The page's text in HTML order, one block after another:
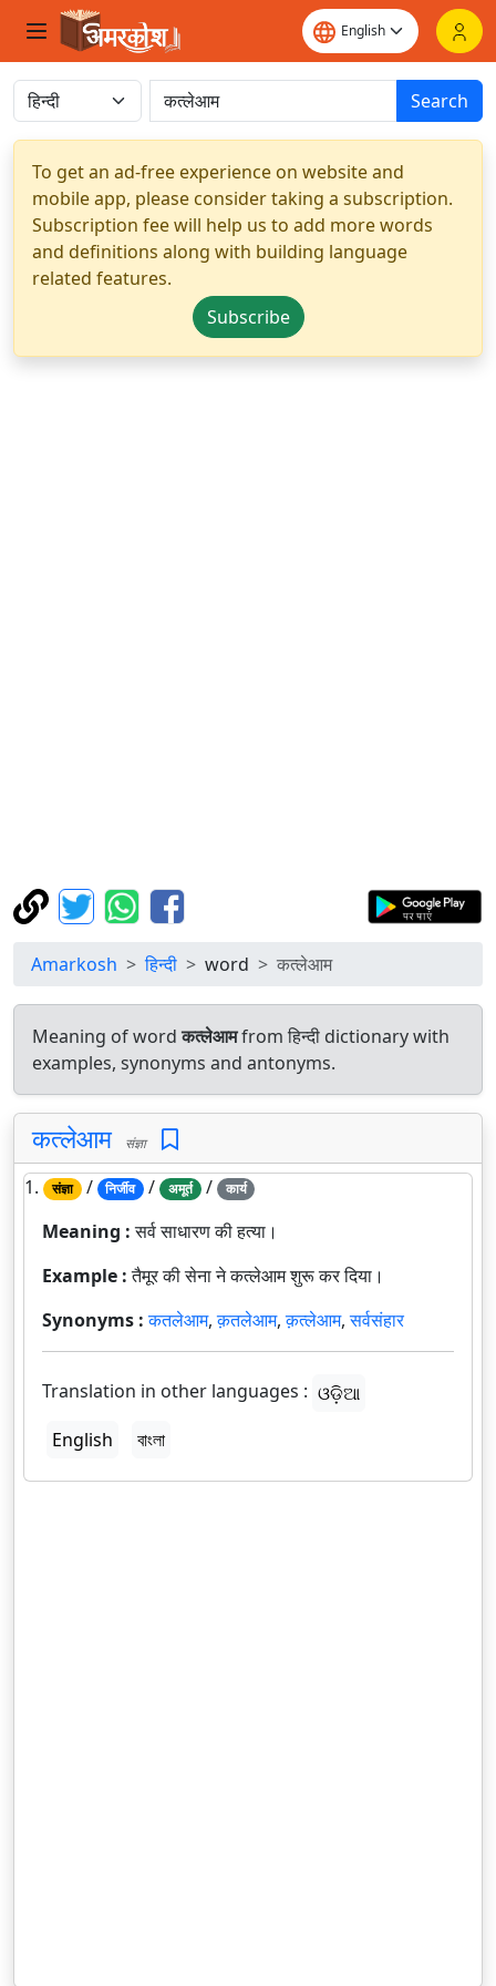
Search
To get an ad-free experience on website and
mobile app, please consider taking a subscription.
Subscription fee will help us to add more words
and definitions along with building language
related features.
Subscribe
Amarkosh हिन्दी word कत्लेआम
Meaning of wordकत्लेआमfrom हिन्दी dictionary with
examples, synonyms and antonyms.
कत्लेआम संज्ञा
1. संज्ञा / निर्जीव / अमूर्त / कार्य
Meaning :सर्व साधारण की हत्या।
Example :तैमूर की सेना ने कत्लेआम शुरू कर दिया।
Synonyms :कतलेआम,क़तलेआम,क़त्लेआम,सर्वसंहार
Translation in other languages : ଓଡ଼ିଆ
English
বাংলা